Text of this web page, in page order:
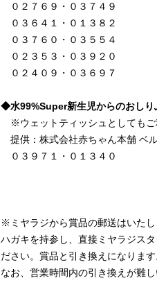
０２７６９・０３７４９
０３６４１・０１３８２
０３７６０・０３５５４
０２３５３・０３９２０
０２４０９・０３６９７
◆水99%Super新生児からのおしり
※ウェットティッシュとしてもご
提供：株式会社赤ちゃん本舗 ベ
０３９７１・０１３４０
※ミヤラジから賞品の郵送はいた
ハガキを持参し、直接ミヤラジス
ださい。賞品と引き換えになります
なお、営業時間内の引き換えが難